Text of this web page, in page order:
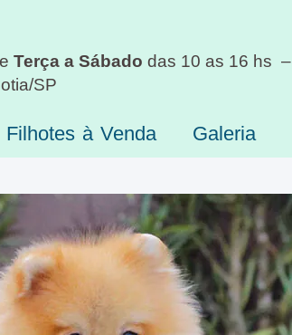
Terça a Sábado das 10 as 16 hs –
SP
Filhotes à Venda Galeria